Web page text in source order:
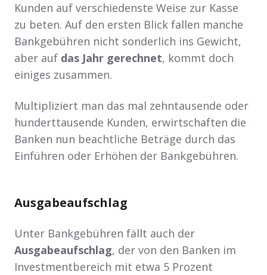
Kunden auf verschiedenste Weise zur Kasse
zu beten. Auf den ersten Blick fallen manche
Bankgebühren nicht sonderlich ins Gewicht,
aber auf das Jahr gerechnet, kommt doch
einiges zusammen.
Multipliziert man das mal zehntausende oder
hunderttausende Kunden, erwirtschaften die
Banken nun beachtliche Beträge durch das
Einführen oder Erhöhen der Bankgebühren.
Ausgabeaufschlag
Unter Bankgebühren fällt auch der
Ausgabeaufschlag, der von den Banken im
Investmentbereich mit etwa 5 Prozent